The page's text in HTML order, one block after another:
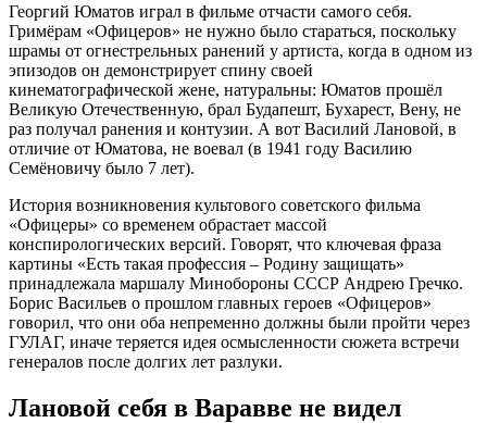
Георгий Юматов играл в фильме отчасти самого себя.
Гримёрам «Офицеров» не нужно было стараться, поскольку
шрамы от огнестрельных ранений у артиста, когда в одном из
эпизодов он демонстрирует спину своей
кинематографической жене, натуральны: Юматов прошёл
Великую Отечественную, брал Будапешт, Бухарест, Вену, не
раз получал ранения и контузии. А вот Василий Лановой, в
отличие от Юматова, не воевал (в 1941 году Василию
Семёновичу было 7 лет).
История возникновения культового советского фильма
«Офицеры» со временем обрастает массой
конспирологических версий. Говорят, что ключевая фраза
картины «Есть такая профессия – Родину защищать»
принадлежала маршалу Минобороны СССР Андрею Гречко.
Борис Васильев о прошлом главных героев «Офицеров»
говорил, что они оба непременно должны были пройти через
ГУЛАГ, иначе теряется идея осмысленности сюжета встречи
генералов после долгих лет разлуки.
Лановой себя в Варавве не видел